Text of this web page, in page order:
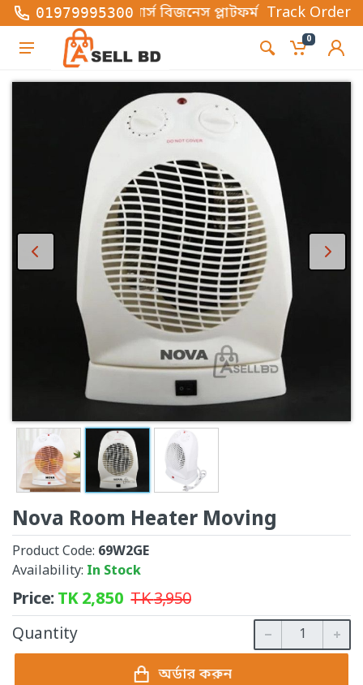
01979995300
ই-কমার্স বিজনেস প্লাটফর্ম , এখানে সব ধরনের
Track Order
0
Nova Room Heater Moving
Product Code: 69W2GE
Availability: In Stock
Price:TK2,850 TK3,950
Quantity
অর্ডার করুন